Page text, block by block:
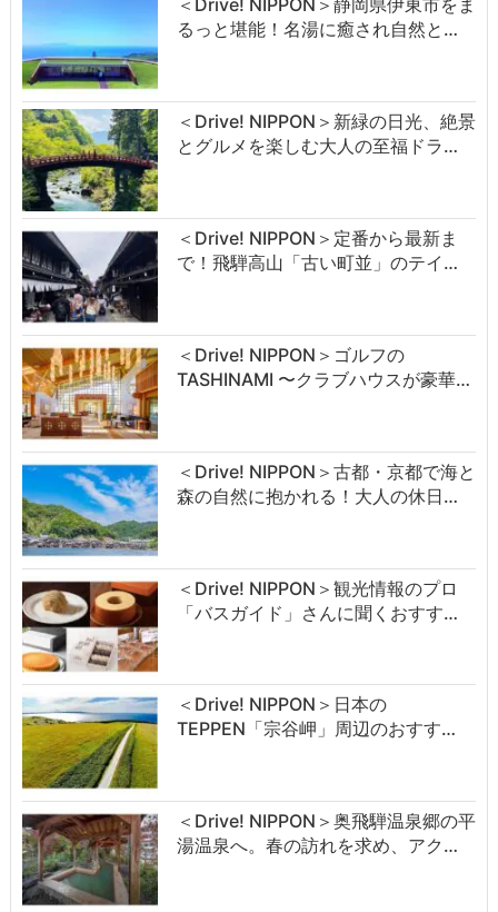
＜Drive! NIPPON＞静岡県伊東市をま
るっと堪能！名湯に癒され自然と…
＜Drive! NIPPON＞新緑の日光、絶景
とグルメを楽しむ大人の至福ドラ…
＜Drive! NIPPON＞定番から最新ま
で！飛騨高山「古い町並」のテイ…
＜Drive! NIPPON＞ゴルフの
TASHINAMI 〜クラブハウスが豪華…
＜Drive! NIPPON＞古都・京都で海と
森の自然に抱かれる！大人の休日…
＜Drive! NIPPON＞観光情報のプロ
「バスガイド」さんに聞くおすす…
＜Drive! NIPPON＞日本の
TEPPEN「宗谷岬」周辺のおすす…
＜Drive! NIPPON＞奥飛騨温泉郷の平
湯温泉へ。春の訪れを求め、アク…